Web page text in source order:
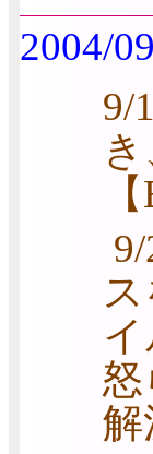
2004/
解